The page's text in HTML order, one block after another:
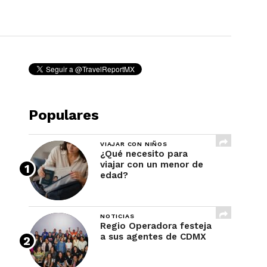
Populares
VIAJAR CON NIÑOS
¿Qué necesito para
viajar con un menor de
edad?
NOTICIAS
Regio Operadora festeja
a sus agentes de CDMX